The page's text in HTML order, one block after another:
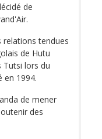
de
relations tendues
de Hutu
Tutsi lors du
en 1994.
de mener
des